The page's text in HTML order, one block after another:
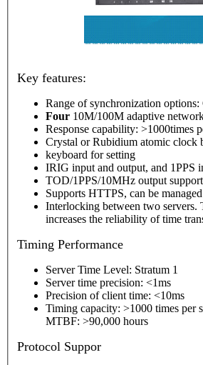
Key features:
Range of synchronization
Four 10M/100M adaptive
Response capability: >1000times
Crystal or Rubidium atomic clock
keyboard for setting
IRIG input and output, and 1PPS
TOD/1PPS/10MHz output
Supports HTTPS, can be
Interlocking between two servers.
increases the reliability of time
Timing Performance
Server Time Level: Stratum 1
Server time precision: <1ms
Precision of client time: <10ms
Timing capacity: >1000 times per
MTBF: >90,000 hours
Protocol Suppor